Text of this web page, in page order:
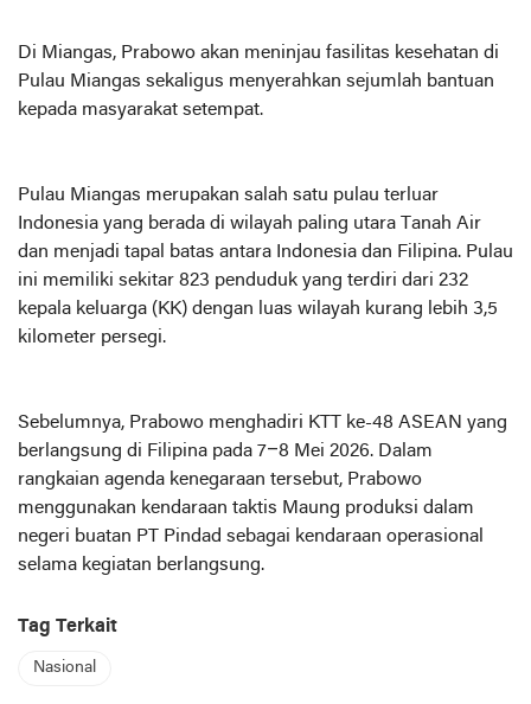
Di Miangas, Prabowo akan meninjau fasilitas kesehatan di
Pulau Miangas sekaligus menyerahkan sejumlah bantuan
kepada masyarakat setempat.
Pulau Miangas merupakan salah satu pulau terluar
Indonesia yang berada di wilayah paling utara Tanah Air
dan menjadi tapal batas antara Indonesia dan Filipina. Pulau
ini memiliki sekitar 823 penduduk yang terdiri dari 232
kepala keluarga (KK) dengan luas wilayah kurang lebih 3,5
kilometer persegi.
Sebelumnya, Prabowo menghadiri KTT ke-48 ASEAN yang
berlangsung di Filipina pada 7–8 Mei 2026. Dalam
rangkaian agenda kenegaraan tersebut, Prabowo
menggunakan kendaraan taktis Maung produksi dalam
negeri buatan PT Pindad sebagai kendaraan operasional
selama kegiatan berlangsung.
Tag Terkait
Nasional